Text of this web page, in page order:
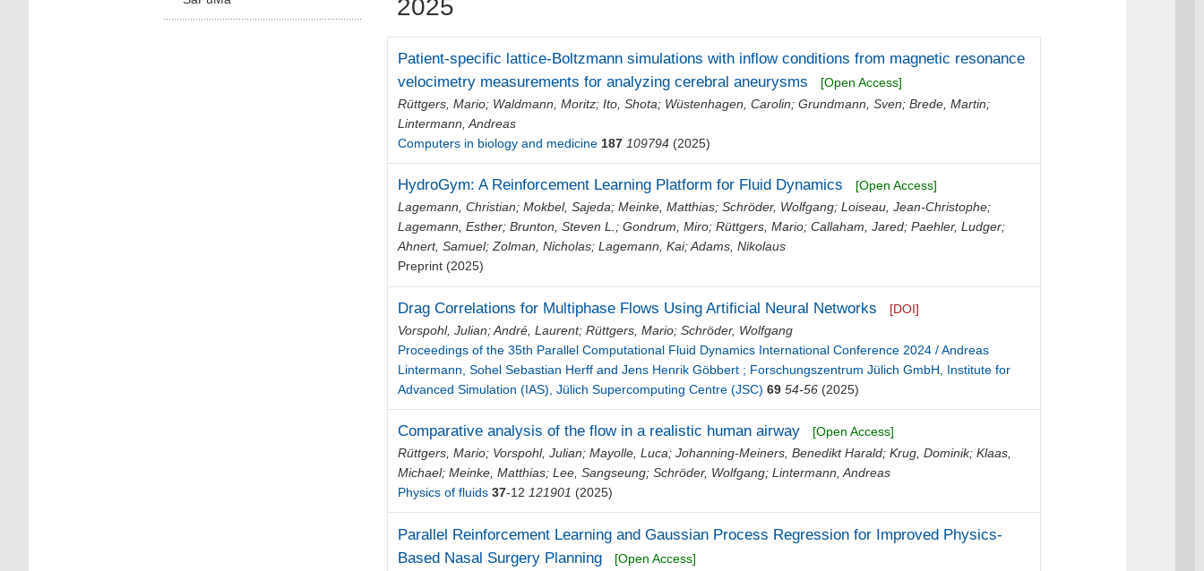
2025
Patient-specific lattice-Boltzmann simulations with inflow conditions from magnetic resonance
velocimetry measurements for analyzing cerebral aneurysms
[Open Access]
Rüttgers, Mario; Waldmann, Moritz;Ito, Shota; Wüstenhagen, Carolin;Grundmann, Sven;Brede, Martin;
Lintermann, Andreas
Computers in biology and medicine 187 109794 (2025)
HydroGym: A Reinforcement Learning Platform for Fluid Dynamics
[Open Access]
Lagemann, Christian;Mokbel, Sajeda;Meinke, Matthias;Schröder, Wolfgang;Loiseau, Jean-Christophe;
Lagemann, Esther;Brunton, Steven L.;Gondrum, Miro;Rüttgers, Mario;Callaham, Jared;Paehler, Ludger;
Ahnert, Samuel;Zolman, Nicholas;Lagemann, Kai;Adams, Nikolaus
Preprint (2025)
Drag Correlations for Multiphase Flows Using Artificial Neural Networks
[DOI]
Vorspohl, Julian;André, Laurent;Rüttgers, Mario;Schröder, Wolfgang
Proceedings of the 35th Parallel Computational Fluid Dynamics International Conference 2024 / Andreas
Lintermann, Sohel Sebastian Herff and Jens Henrik Göbbert ; Forschungszentrum Jülich GmbH, Institute for
Advanced Simulation (IAS), Jülich Supercomputing Centre (JSC) 69 54-56 (2025)
Comparative analysis of the flow in a realistic human airway
[Open Access]
Rüttgers, Mario; Vorspohl, Julian;Mayolle, Luca;Johanning-Meiners, Benedikt Harald;Krug, Dominik;Klaas,
Michael;Meinke, Matthias;Lee, Sangseung;Schröder, Wolfgang;Lintermann, Andreas
Physics of fluids 37-12 121901 (2025)
Parallel Reinforcement Learning and Gaussian Process Regression for Improved Physics-
Based Nasal Surgery Planning
[Open Access]